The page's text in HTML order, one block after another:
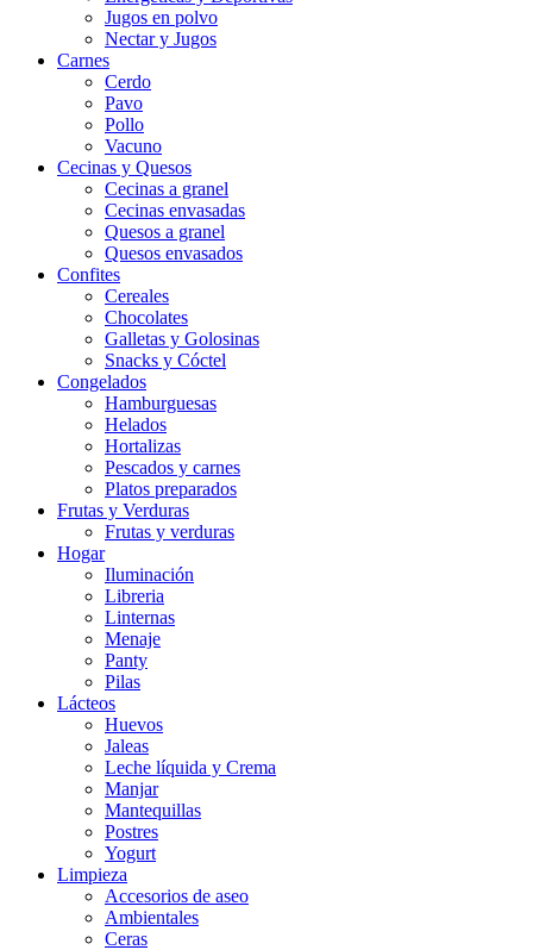
Jugos en polvo
Nectar y Jugos
Carnes
Cerdo
Pavo
Pollo
Vacuno
Cecinas y Quesos
Cecinas a granel
Cecinas envasadas
Quesos a granel
Quesos envasados
Confites
Cereales
Chocolates
Galletas y Golosinas
Snacks y Cóctel
Congelados
Hamburguesas
Helados
Hortalizas
Pescados y carnes
Platos preparados
Frutas y Verduras
Frutas y verduras
Hogar
Iluminación
Libreria
Linternas
Menaje
Panty
Pilas
Lácteos
Huevos
Jaleas
Leche líquida y Crema
Manjar
Mantequillas
Postres
Yogurt
Limpieza
Accesorios de aseo
Ambientales
Ceras